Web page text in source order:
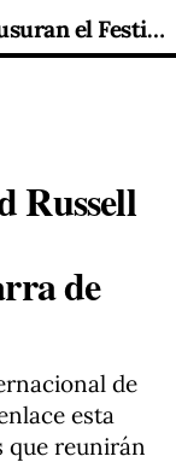
El Dúo Anaura y David Russell clausuran el Festival Internacional de Guitarra de Madrid 2026
Russell
de
de
esta
que reunirán